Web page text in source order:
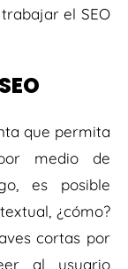
el SEO
que permita
medio de
es posible
¿cómo?
cortas por
al usuario